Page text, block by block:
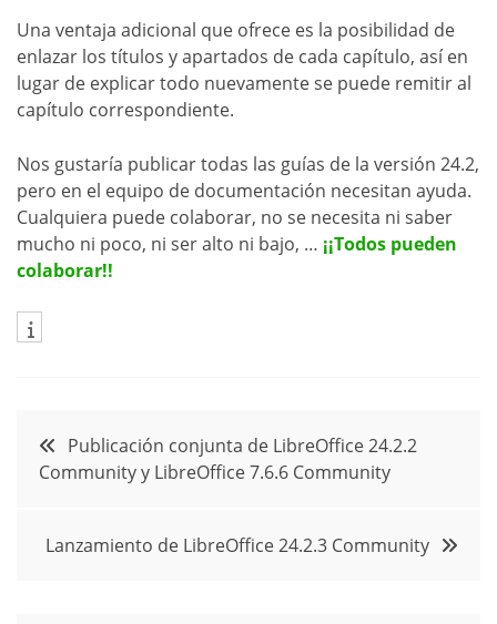
Una ventaja adicional que ofrece es la posibilidad de
enlazar los títulos y apartados de cada capítulo, así en
lugar de explicar todo nuevamente se puede remitir al
capítulo correspondiente.
Nos gustaría publicar todas las guías de la versión 24.2,
pero en el equipo de documentación necesitan ayuda.
Cualquiera puede colaborar, no se necesita ni saber
mucho ni poco, ni ser alto ni bajo, … ¡¡Todos pueden
colaborar!!
Navegación
de
entradas
Publicación conjunta de LibreOffice 24.2.2
Community y LibreOffice 7.6.6 Community
Lanzamiento de LibreOffice 24.2.3 Community